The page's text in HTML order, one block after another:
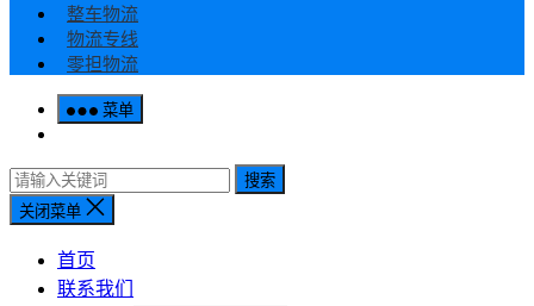
整车物流
物流专线
零担物流
菜单
搜索
关闭菜单
首页
联系我们